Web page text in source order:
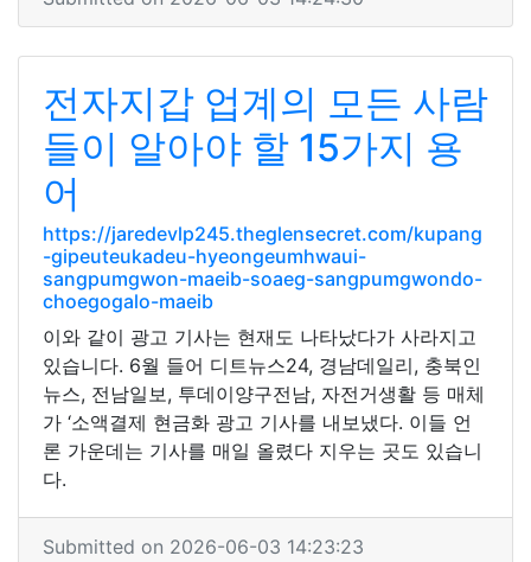
전자지갑 업계의 모든 사람
들이 알아야 할 15가지 용
어
https://jaredevlp245.theglensecret.com/kupang
-gipeuteukadeu-hyeongeumhwaui-
sangpumgwon-maeib-soaeg-sangpumgwondo-
choegogalo-maeib
이와 같이 광고 기사는 현재도 나타났다가 사라지고
있습니다. 6월 들어 디트뉴스24, 경남데일리, 충북인
뉴스, 전남일보, 투데이양구전남, 자전거생활 등 매체
가 ‘소액결제 현금화 광고 기사를 내보냈다. 이들 언
론 가운데는 기사를 매일 올렸다 지우는 곳도 있습니
다.
Submitted on 2026-06-03 14:23:23